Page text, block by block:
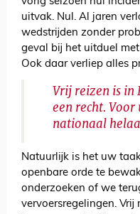
uitvak. Nul. Al jaren
wedstrijden zonder
geval bij het uitduel
Ook daar verliep alles
Vrij reizen is in
een recht.
nationaal
Natuurlijk is het uw
openbare orde te
onderzoeken of we
vervoersregelingen.